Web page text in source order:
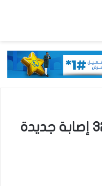
موريتانيا : تسجيل 32 إصابة جديدة